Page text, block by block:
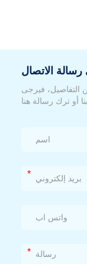
الاتصال
التفاصيل، فيرجى
أو ترك رسالة هنا
*
*